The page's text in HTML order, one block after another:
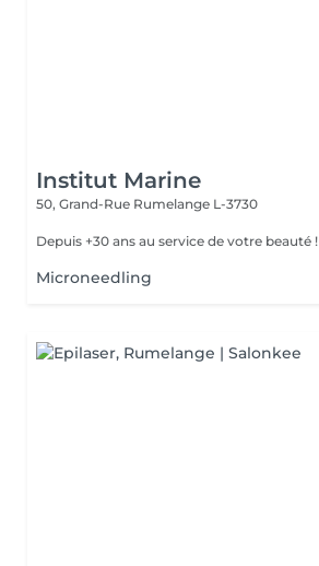
Institut Marine
50, Grand-Rue Rumelange L-3730
Depuis +30 ans au service de votre beauté !
Microneedling